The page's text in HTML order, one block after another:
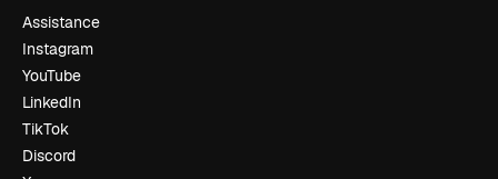
Assistance
Instagram
YouTube
LinkedIn
TikTok
Discord